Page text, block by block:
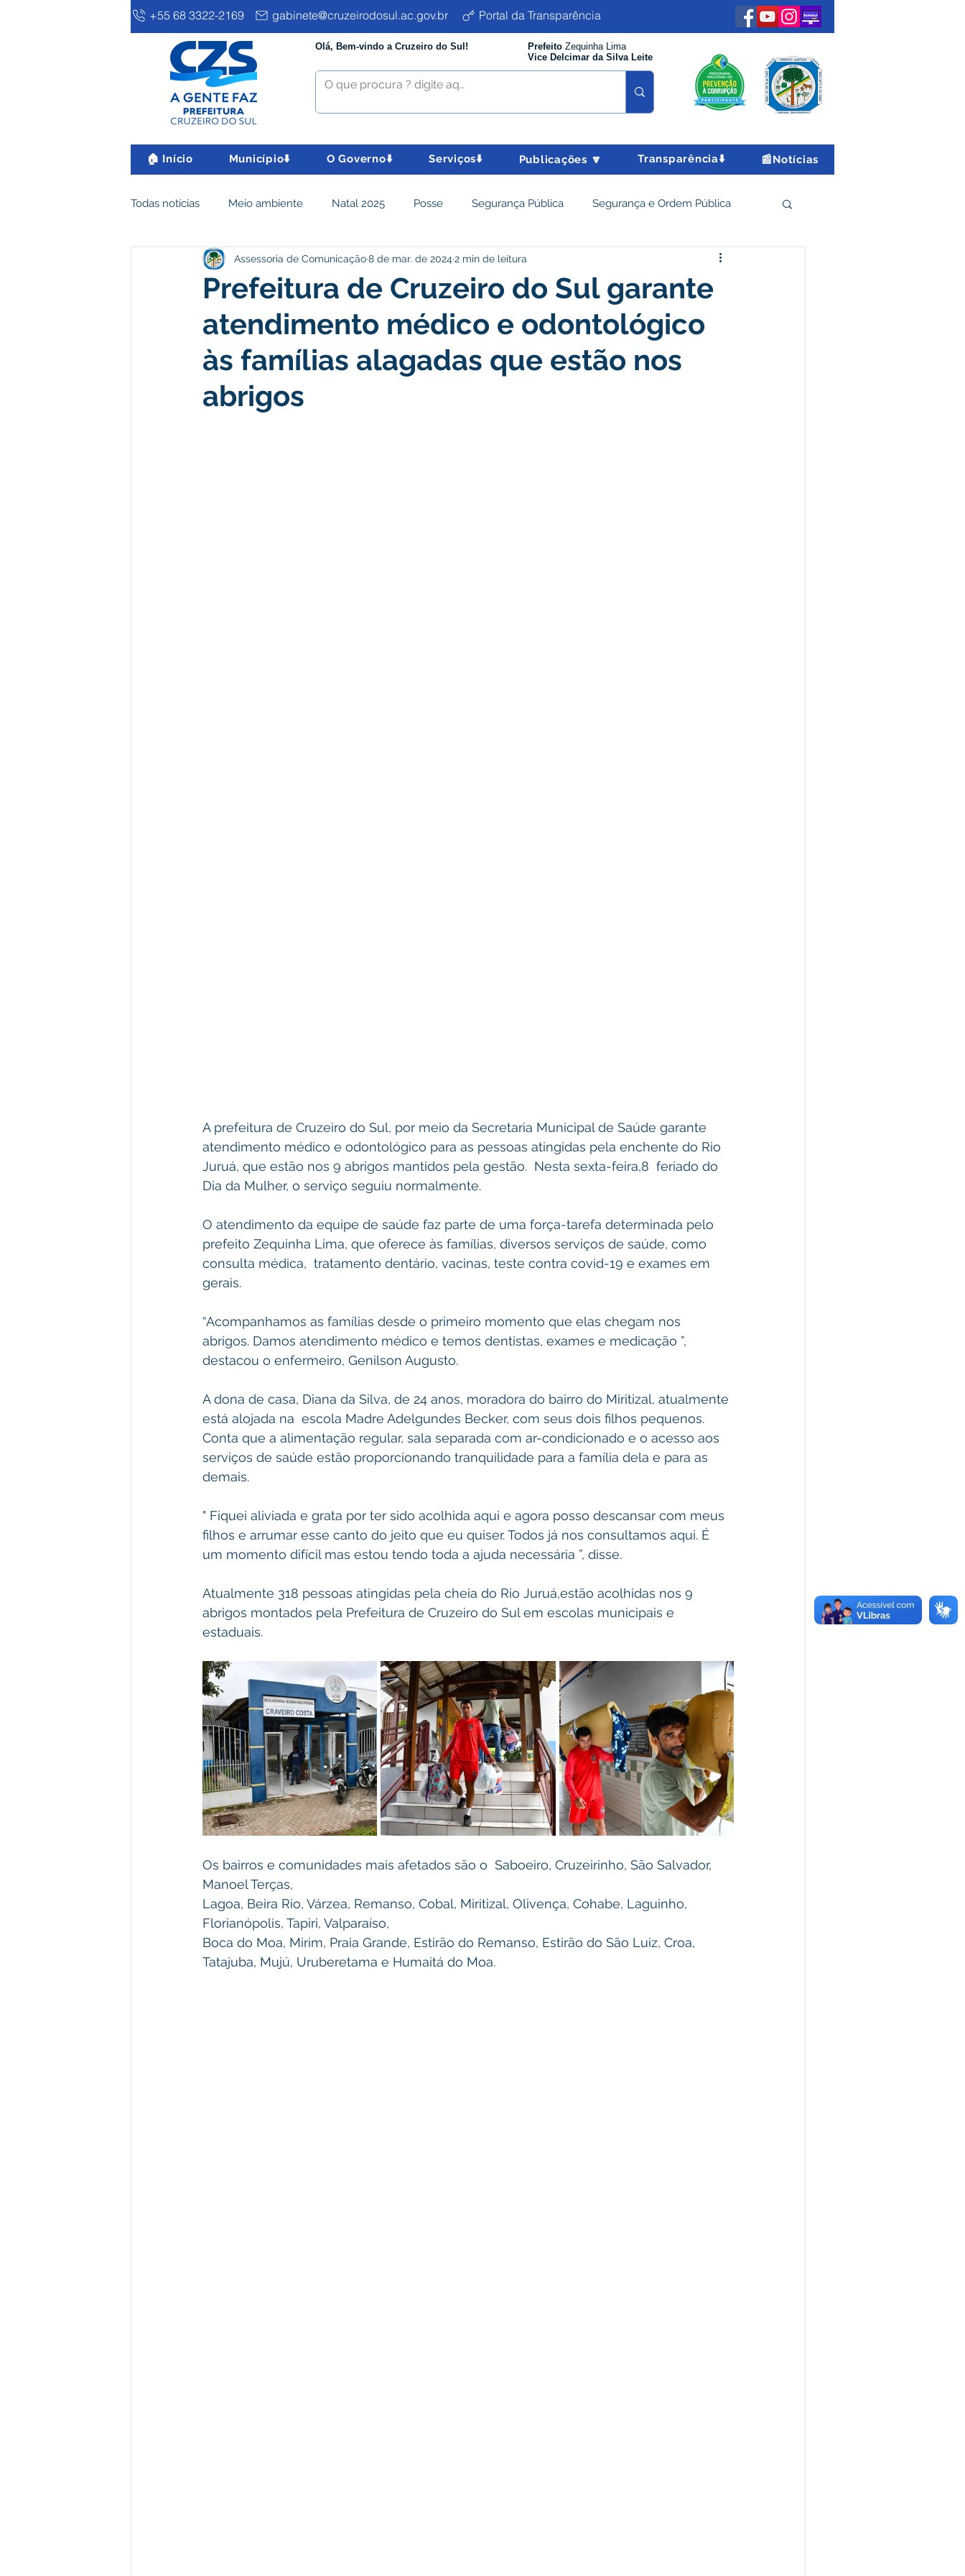
+55 68 3322-2169 gabinete@cruzeirodosul.ac.gov.br Portal da Transparência
Olá, Bem-vindo a Cruzeiro do Sul! Prefeito Zequinha Lima
Vice Delcimar da Silva Leite
🏠 Início Município⬇️ O Governo⬇️ Serviços⬇️ Publicações 🔽 Transparência⬇️ 📰Notícias
Todas notícias Meio ambiente Natal 2025 Posse Segurança Pública Segurança e Ordem Pública
Clima e Meio Ambiente Assistência Social e Cidadania Parcerias Desenvolvimento Econômico e Turismo
Desenvolvimento econômico e turismo Tributos Departamento de Limpeza Encontro Nacional
Transporte, Trânsito e Mobilidade
Prefeitura de Cruzeiro do Sul garante
atendimento médico e odontológico
às famílias alagadas que estão nos
abrigos
Assessoria de Comunicação8 de mar. de 20242 min de leitura
A prefeitura de Cruzeiro do Sul, por meio da Secretaria Municipal de Saúde garante
atendimento médico e odontológico para as pessoas atingidas pela enchente do Rio
Juruá, que estão nos 9 abrigos mantidos pela gestão.  Nesta sexta-feira,8  feriado do
Dia da Mulher, o serviço seguiu normalmente.
O atendimento da equipe de saúde faz parte de uma força-tarefa determinada pelo
prefeito Zequinha Lima, que oferece às famílias, diversos serviços de saúde, como
consulta médica,  tratamento dentário, vacinas, teste contra covid-19 e exames em
gerais.
“Acompanhamos as famílias desde o primeiro momento que elas chegam nos
abrigos. Damos atendimento médico e temos dentistas, exames e medicação ”,
destacou o enfermeiro, Genilson Augusto.
A dona de casa, Diana da Silva, de 24 anos, moradora do bairro do Miritizal, atualmente
está alojada na  escola Madre Adelgundes Becker, com seus dois filhos pequenos.
Conta que a alimentação regular, sala separada com ar-condicionado e o acesso aos
serviços de saúde estão proporcionando tranquilidade para a família dela e para as
demais.
" Fiquei aliviada e grata por ter sido acolhida aqui e agora posso descansar com meus
filhos e arrumar esse canto do jeito que eu quiser. Todos já nos consultamos aqui. É
um momento difícil mas estou tendo toda a ajuda necessária ”, disse.
Atualmente 318 pessoas atingidas pela cheia do Rio Juruá,estão acolhidas nos 9
abrigos montados pela Prefeitura de Cruzeiro do Sul em escolas municipais e
estaduais.
Os bairros e comunidades mais afetados são o  Saboeiro, Cruzeirinho, São Salvador,
Manoel Terças,
Lagoa, Beira Rio, Várzea, Remanso, Cobal, Miritizal, Olivença, Cohabe, Laguinho,
Florianópolis, Tapiri, Valparaíso,
Boca do Moa, Mirim, Praia Grande, Estirão do Remanso, Estirão do São Luiz, Croa,
Tatajuba, Mujú, Uruberetama e Humaitá do Moa.